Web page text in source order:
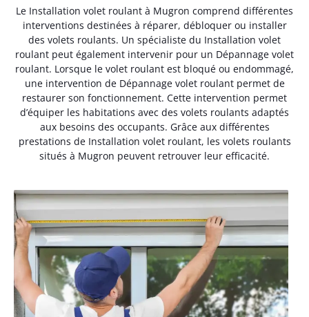
Le Installation volet roulant à Mugron comprend différentes
interventions destinées à réparer, débloquer ou installer
des volets roulants. Un spécialiste du Installation volet
roulant peut également intervenir pour un Dépannage volet
roulant. Lorsque le volet roulant est bloqué ou endommagé,
une intervention de Dépannage volet roulant permet de
restaurer son fonctionnement. Cette intervention permet
d’équiper les habitations avec des volets roulants adaptés
aux besoins des occupants. Grâce aux différentes
prestations de Installation volet roulant, les volets roulants
situés à Mugron peuvent retrouver leur efficacité.